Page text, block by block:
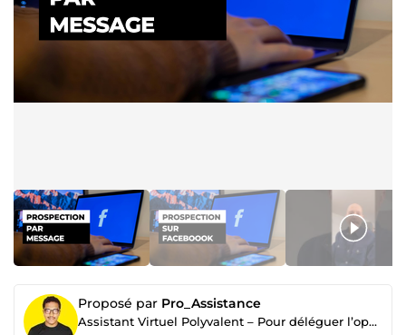
Proposé par Pro_Assistance
Assistant Virtuel Polyvalent – Pour déléguer l’opérationnel et gagner du temps au quotidien.